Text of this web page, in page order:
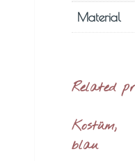
Material
Related
Kostüm,
blau